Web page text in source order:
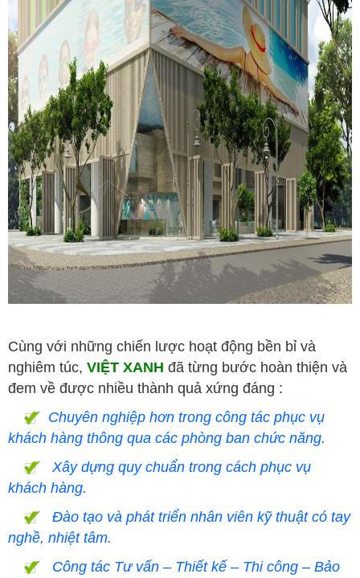
Cùng với những chiến lược hoạt động bền bỉ và
nghiêm túc, VIỆT XANH đã từng bước hoàn thiện và
đem về được nhiều thành quả xứng đáng :
Chuyên nghiệp hơn trong công tác phục vụ
khách hàng thông qua các phòng ban chức năng.
Xây dựng quy chuẩn trong cách phục vụ
khách hàng.
Đào tạo và phát triển nhân viên kỹ thuật có tay
nghề, nhiệt tâm.
Công tác Tư vấn – Thiết kế – Thi công – Bảo